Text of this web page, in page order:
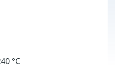
°C